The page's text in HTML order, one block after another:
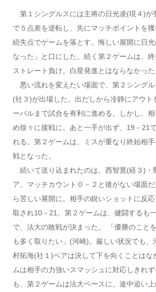
第１シングルスには主将の日光凌(現４)が
で５点差を逆転し、先にマッチポイントを
続失点でゲームを落とす。悔しい展開に日
なった」と口にした。続く第２ゲームは、
ストレート負け。白星発進とはならなかった
悪い流れを変えたい場面で、第２シング
(社３)が出場した。出だしから冷静にアウト
ーバルまで試合を有利に進める。しかし、
め徐々に接戦に。あと一手が出ず、19－21
れる。第２ゲームは、ミスが重なり終始相
戦となった。
続いて送り込まれたのは、西智寛(経３)・
ア。マッチカウント０－２と後がない場面
ら苦しい展開に。相手の鋭いショットに反
取され10－21。第２ゲームは、健闘するも
で、法大の敗戦が決まった。 「優勝のこと
も多く取りたい」(河崎)。厳しい状況でも、
村拓海(社１)ペアは決して下を向くことはな
ムは相手の力強いスマッシュに対応しきれ
も、第２ゲームは法大ペースに。途中追い